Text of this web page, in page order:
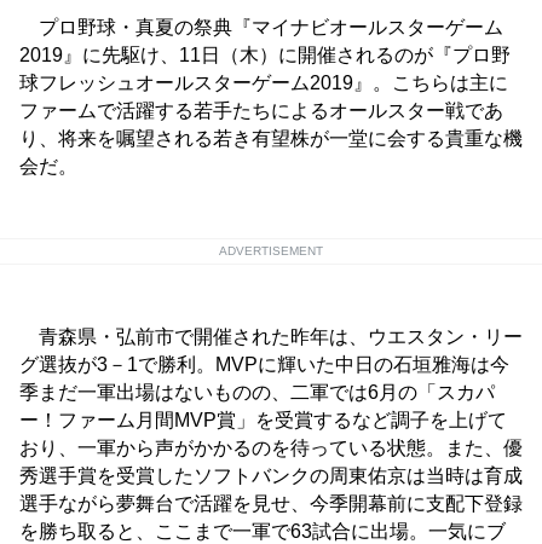
プロ野球・真夏の祭典『マイナビオールスターゲーム
2019』に先駆け、11日（木）に開催されるのが『プロ野
球フレッシュオールスターゲーム2019』。こちらは主に
ファームで活躍する若手たちによるオールスター戦であ
り、将来を嘱望される若き有望株が一堂に会する貴重な機
会だ。
ADVERTISEMENT
青森県・弘前市で開催された昨年は、ウエスタン・リー
グ選抜が3－1で勝利。MVPに輝いた中日の石垣雅海は今
季まだ一軍出場はないものの、二軍では6月の「スカパ
ー！ファーム月間MVP賞」を受賞するなど調子を上げて
おり、一軍から声がかかるのを待っている状態。また、優
秀選手賞を受賞したソフトバンクの周東佑京は当時は育成
選手ながら夢舞台で活躍を見せ、今季開幕前に支配下登録
を勝ち取ると、ここまで一軍で63試合に出場。一気にブ